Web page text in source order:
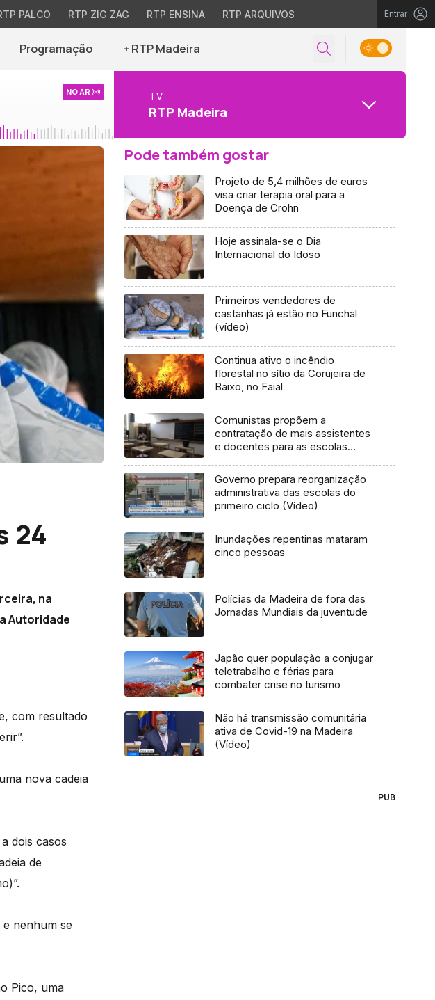
PALCO RTP ZIG ZAG RTP ENSINA RTP ARQUIVOS Entrar
Programação + RTP Madeira
NO AR TV
RTP Madeira
24
na
Autoridade
com resultado
nova cadeia
dois casos
de
nenhum se
Pico, uma
Pode também gostar
Projeto de 5,4 milhões de euros
visa criar terapia oral para a
Doença de Crohn
Hoje assinala-se o Dia
Internacional do Idoso
Primeiros vendedores de
castanhas já estão no Funchal
(vídeo)
Continua ativo o incêndio
florestal no sítio da Corujeira de
Baixo, no Faial
Comunistas propõem a
contratação de mais assistentes
e docentes para as escolas
Governo prepara reorganização
administrativa das escolas do
primeiro ciclo (Vídeo)
Inundações repentinas mataram
cinco pessoas
Polícias da Madeira de fora das
Jornadas Mundiais da juventude
Japão quer população a conjugar
teletrabalho e férias para
combater crise no turismo
Não há transmissão comunitária
ativa de Covid-19 na Madeira
(Vídeo)
PUB